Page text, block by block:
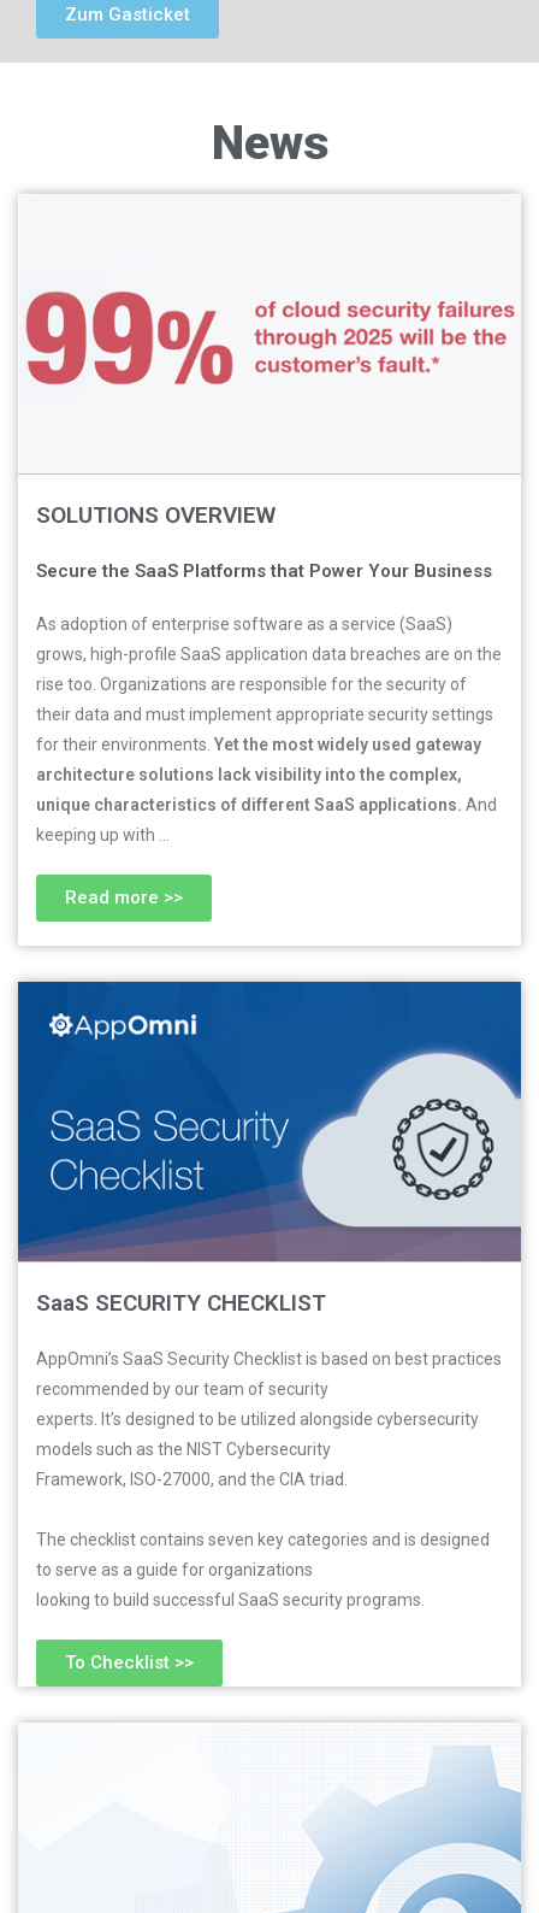
Zum Gasticket
News
SOLUTIONS OVERVIEW
Secure the SaaS Platforms that Power Your Business
As adoption of enterprise software as a service (SaaS)
grows, high-profile SaaS application data breaches are on the
rise too. Organizations are responsible for the security of
their data and must implement appropriate security settings
for their environments. Yet the most widely used gateway
architecture solutions lack visibility into the complex,
unique characteristics of different SaaS applications. And
keeping up with …
Read more >>
SaaS SECURITY CHECKLIST
AppOmni’s SaaS Security Checklist is based on best practices
recommended by our team of security
experts. It’s designed to be utilized alongside cybersecurity
models such as the NIST Cybersecurity
Framework, ISO-27000, and the CIA triad.
The checklist contains seven key categories and is designed
to serve as a guide for organizations
looking to build successful SaaS security programs.
To Checklist >>